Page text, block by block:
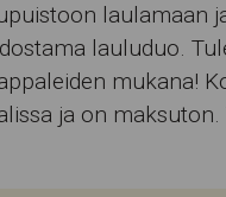
laulamaan
lauluduo.
mukana!
ja on maksuton.